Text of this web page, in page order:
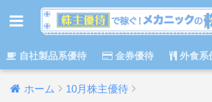
自社製品系優待 金券優待 外食系
ホーム 10月株主優待